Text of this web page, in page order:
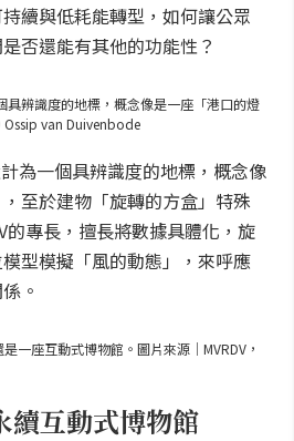
續與低耗能轉型，如何讓公眾
否還能有其他的功能性？
具辨識度的地標，概念像是一座「港口的燈
Ossip van Duivenbode
為一個具辨識度的地標，概念像
至於建物「旋轉的方盒」特殊
的專長，擅長將數據具體化，旋
型模擬「風的動態」，來呼應
。
一座互動式博物館。圖片來源｜MVRDV，
互動式博物館